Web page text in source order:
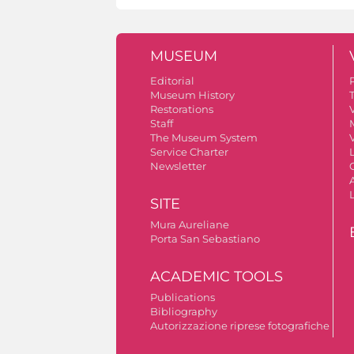
MUSEUM
Editorial
Museum History
Restorations
Staff
The Museum System
Service Charter
Newsletter
SITE
Mura Aureliane
Porta San Sebastiano
ACADEMIC TOOLS
Publications
Bibliography
Autorizzazione riprese fotografiche